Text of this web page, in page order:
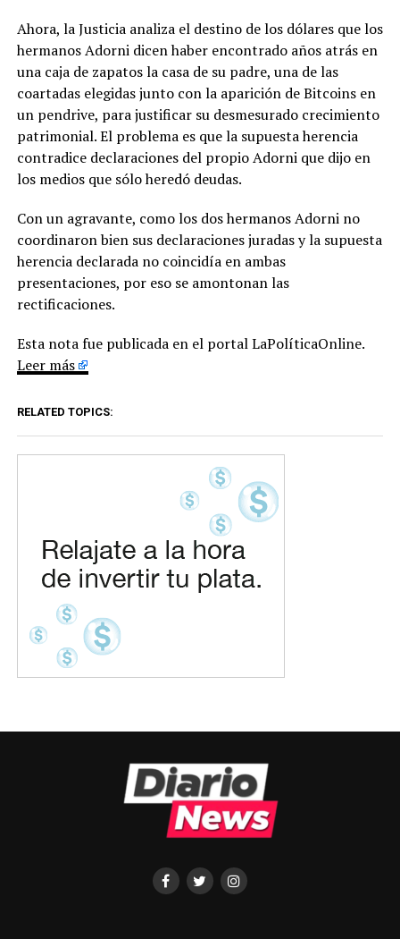
Ahora, la Justicia analiza el destino de los dólares que los
hermanos Adorni dicen haber encontrado años atrás en
una caja de zapatos la casa de su padre, una de las
coartadas elegidas junto con la aparición de Bitcoins en
un pendrive, para justificar su desmesurado crecimiento
patrimonial. El problema es que la supuesta herencia
contradice declaraciones del propio Adorni que dijo en
los medios que sólo heredó deudas.
Con un agravante, como los dos hermanos Adorni no
coordinaron bien sus declaraciones juradas y la supuesta
herencia declarada no coincidía en ambas
presentaciones, por eso se amontonan las
rectificaciones.
Esta nota fue publicada en el portal LaPolíticaOnline.
Leer más
RELATED TOPICS: